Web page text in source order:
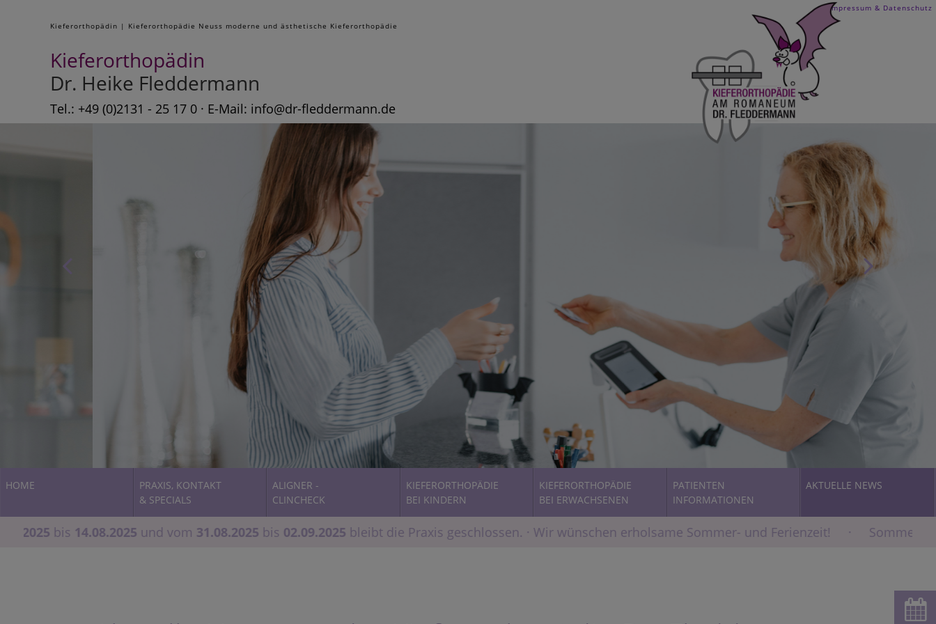
Impressum & Datenschutz
Kieferorthopädin | Kieferorthopädie Neuss moderne und ästhetische Kieferorthopädie
Kieferorthopädin
Dr. Heike Fleddermann
Tel.: +49 (0)2131 - 25 17 0 · E-Mail: info@dr-fleddermann.de
HOME
PRAXIS, KONTAKT
& SPECIALS
ALIGNER -
CLINCHECK
KIEFERORTHOPÄDIE
BEI KINDERN
KIEFERORTHOPÄDIE
BEI ERWACHSENEN
PATIENTEN
INFORMATIONEN
AKTUELLE NEWS
bis14.08.2025und vom31.08.2025bis02.09.2025bleibt die Praxis geschlossen. · Wir wünschen erholsame Sommer- und Ferienzeit! ·